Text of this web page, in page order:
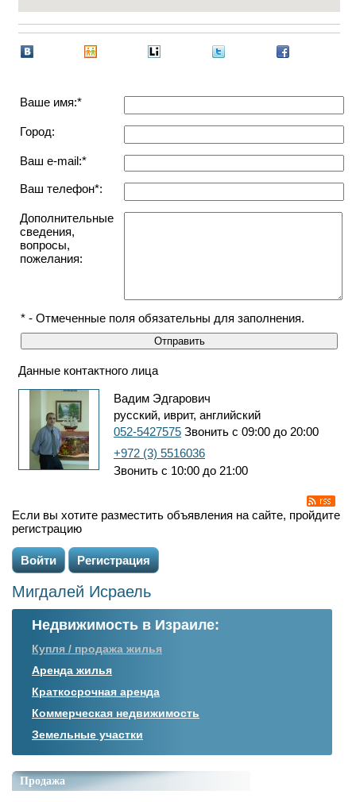
Ваше имя:*
Город:
Ваш e-mail:*
Ваш телефон*:
Дополнительные
сведения,
вопросы,
пожелания:
* - Отмеченные поля обязательны для заполнения.
Данные контактного лица
Вадим Эдгарович
русский, иврит, английский
052-5427575 Звонить с 09:00 до 20:00
+972 (3) 5516036
Звонить с 10:00 до 21:00
Если вы хотите разместить объявления на сайте, пройдите
регистрацию
Войти Регистрация
Мигдалей Исраель
Недвижимость в Израиле:
Купля / продажа жилья
Аренда жилья
Краткосрочная аренда
Коммерческая недвижимость
Земельные участки
Продажа